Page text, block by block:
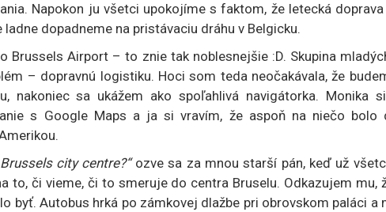
Napokon ju všetci upokojíme s faktom, že letecká
dopadneme na pristávaciu dráhu v Belgicku.
Brussels Airport – to znie tak noblesnejšie :D. Skupina
– dopravnú logistiku. Hoci som teda neočakávala, že
nakoniec sa ukážem ako spoľahlivá navigátorka. Monika
s Google Maps a ja si vravím, že aspoň na niečo bolo
city centre?“ozve sa za mnou starší pán, keď už
to, či vieme, či to smeruje do centra Bruselu. Odkazujem mu,
byť. Autobus hrká po zámkovej dlažbe pri obrovskom paláci a